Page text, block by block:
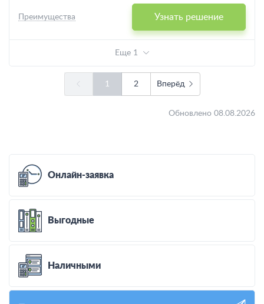
Узнать решение
Преимущества
Еще 1
1 2 Вперёд
Обновлено 08.08.2026
Онлайн-заявка
Выгодные
Наличными